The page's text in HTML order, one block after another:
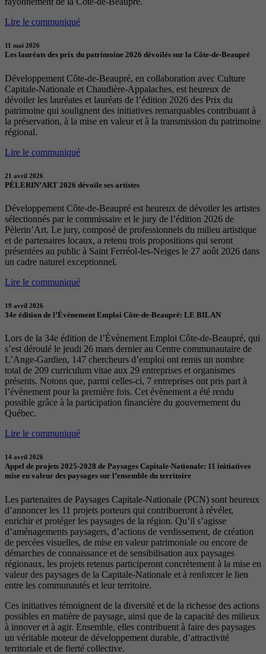
Lire le communiqué
11 mai 2026
Les lauréats des prix du patrimoine 2026 dévoilés sur la Côte-de-Beaupré
Développement Côte-de-Beaupré, en collaboration avec Culture
Capitale-Nationale et Chaudière-Appalaches, est heureux de
dévoiler les lauréates et lauréats de l’édition 2026 des Prix du
patrimoine qui soulignent des initiatives remarquables contribuant à
la préservation, à la mise en valeur et à la transmission du patrimoine
régional.
Lire le communiqué
21 avril 2026
PÈLERIN’ART 2026 dévoile ses artistes
Développement Côte-de-Beaupré est heureux de dévoiler les artistes
sélectionnés par le commissaire et le jury de l’édition 2026 de
Pèlerin’Art. Le jury, composé de professionnels du milieu artistique
et de partenaires locaux, a retenu trois propositions qui seront
présentées au public à Saint Ferréol-les-Neiges le 27 août 2026 dans
un cadre naturel exceptionnel.
Lire le communiqué
19 avril 2026
34e édition de l’Évènement Emploi Côte-de-Beaupré: LE BILAN
Lors de la 34e édition de l’Évènement Emploi Côte-de-Beaupré, qui
s’est déroulé le jeudi 26 mars dernier au Centre communautaire de
L’Ange-Gardien, 147 chercheurs d’emploi ont remis un nombre
total de 209 curriculum vitae aux 29 entreprises et organismes
présents. Notons que, parmi celles-ci, 7 entreprises ont pris part à
l’évènement pour la première fois. Cet évènement a été rendu
possible grâce à la participation financière du gouvernement du
Québec.
Lire le communiqué
14 avril 2026
Appel de projets 2025-2028 de Paysages Capitale-Nationale: 11 initiatives
mise en valeur des paysages sur l’ensemble du territoire
Les partenaires de Paysages Capitale-Nationale (PCN) sont heureux
d’annoncer les 11 projets porteurs qui contribueront à révéler,
enrichir et protéger les paysages de la région. Qu’il s’agisse
d’aménagements paysagers, d’actions de verdissement, de création
de percées visuelles, de mise en valeur patrimoniale ou encore de
démarches de connaissance et de sensibilisation aux paysages
régionaux, les projets retenus participeront concrètement à la mise en
valeur des paysages de la Capitale-Nationale et à renforcer le lien
entre les communautés et leur territoire.
Ces initiatives témoignent de la diversité et de la richesse des actions
possibles en matière de paysage, ainsi que de la capacité des milieux
à innover et à agir. Ensemble, elles contribuent à faire des paysages
un véritable moteur de développement durable, d’attractivité
territoriale et de fierté collective.